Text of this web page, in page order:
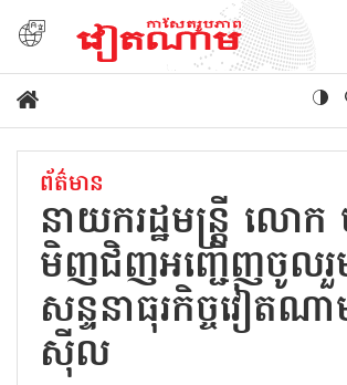
ព័ត៌មាន
នាយករដ្ឋមន្ត្រី លោក
មិញជិញអញ្ជើញចូលរួ
សន្ទនាធុរកិច្ចវៀតណា
ស៊ីល